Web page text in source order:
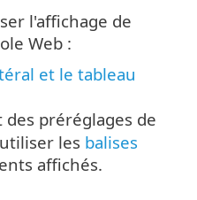
l'affichage de
Web :
et le tableau
des préréglages de
les balises
affichés.